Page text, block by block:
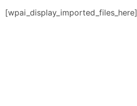
[wpai_display_imported_files_here]